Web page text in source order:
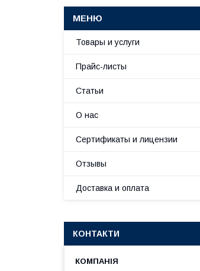
Товары и услуги
Прайс-листы
Статьи
О нас
Сертификаты и лицензии
Отзывы
Доставка и оплата
КОНТАКТИ